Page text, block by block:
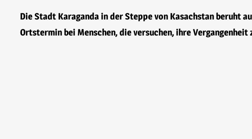
Die Stadt Karaganda in der Steppe von Kasachstan beruht
Ortstermin bei Menschen, die versuchen, ihre Vergangenheit